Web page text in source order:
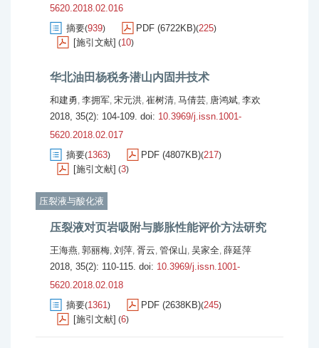
5620.2018.02.016
摘要(939) PDF (6722KB)(225)
[施引文献] (10)
华北油田杨税务潜山内固井技术
和建勇, 李拥军, 宋元洪, 崔树清, 马倩芸, 唐鸿斌, 李欢
2018, 35(2): 104-109. doi: 10.3969/j.issn.1001-
5620.2018.02.017
摘要(1363) PDF (4807KB)(217)
[施引文献] (3)
压裂液与酸化液
压裂液对页岩吸附与膨胀性能评价方法研究
王海燕, 郭丽梅, 刘萍, 胥云, 管保山, 吴家全, 薛延萍
2018, 35(2): 110-115. doi: 10.3969/j.issn.1001-
5620.2018.02.018
摘要(1361) PDF (2638KB)(245)
[施引文献] (6)